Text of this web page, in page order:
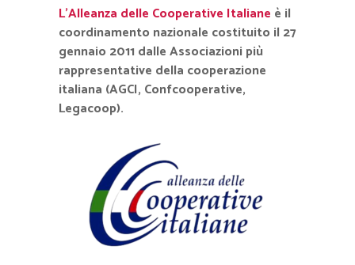
L’Alleanza delle Cooperative Italiane è il
coordinamento nazionale costituito il 27
gennaio 2011 dalle Associazioni più
rappresentative della cooperazione
italiana (AGCI, Confcooperative,
Legacoop).